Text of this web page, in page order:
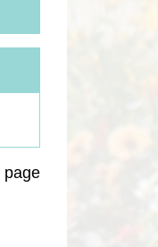
page